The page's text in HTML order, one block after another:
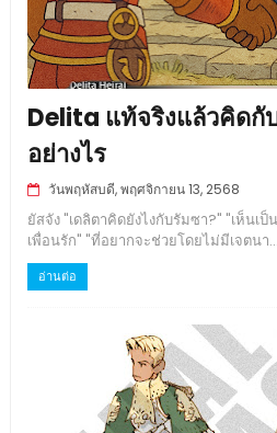
Delita แท้จริงแล้วคิดกั
อย่างไร
วันพฤหัสบดี, พฤศจิกายน 13, 2568
ยัสจัง "เดลิตาคิดยังไงกับรัมซา?" "เห็นเ
เพื่อนรัก" "ที่อยากจะช่วยโดยไม่มีเจตนา...
อ่านต่อ